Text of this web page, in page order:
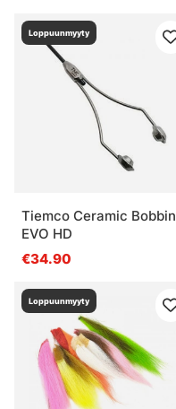
Loppuunmyyty
Tiemco Ceramic Bobbin
EVO HD
€34.90
Loppuunmyyty